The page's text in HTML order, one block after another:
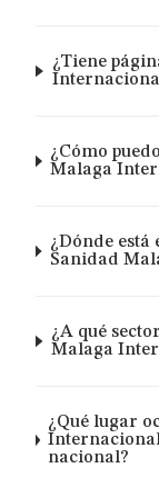
¿Tiene
¿Cómo
Malaga
¿Dónde
Sanidad
¿A qué
Malaga
¿Qué lugar
nacional?